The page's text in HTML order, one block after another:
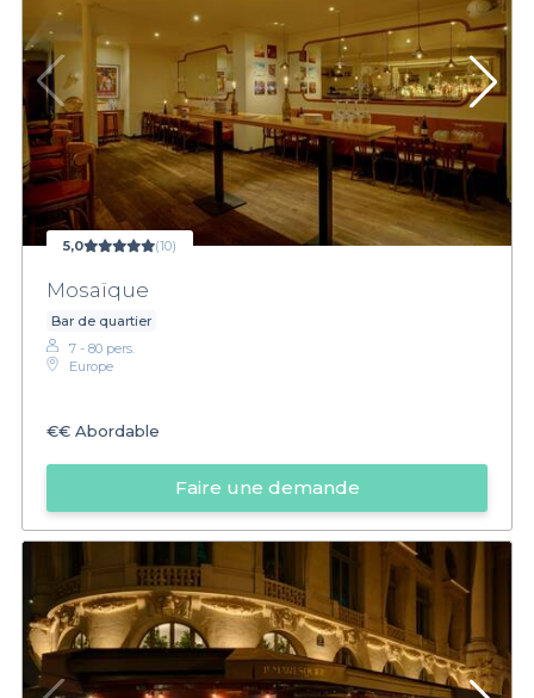
5,0 (10)
Mosaïque
Bar de quartier
7 - 80 pers.
Europe
€€ Abordable
Faire une demande